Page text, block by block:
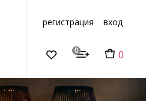
регистрация вход
0 0